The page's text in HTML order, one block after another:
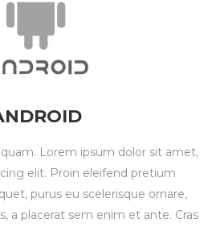
Lorem ipsum dolor sit amet,
elit. Proin eleifend pretium
purus eu scelerisque ornare,
a placerat sem enim et ante. Cras